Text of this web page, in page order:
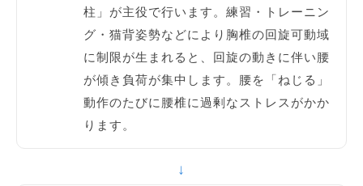
柱」が主役で行います。練習・トレーニン
グ・猫背姿勢などにより胸椎の回旋可動域
に制限が生まれると、回旋の動きに伴い腰
が傾き負荷が集中します。腰を「ねじる」
動作のたびに腰椎に過剰なストレスがかか
ります。
↓